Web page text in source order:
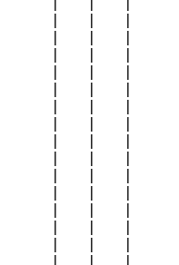
|   |   |      |   |
|   |      |   |   |
|   |   |
|   |   |
|   |   |
|   |   |
|   |   |
|   |      |   |   |   |
|   |      |   |   |
|   |      |   |   |
|   |   |
|   |      |   |   |
|   |   |
|   |   |
|   |   |      |   |